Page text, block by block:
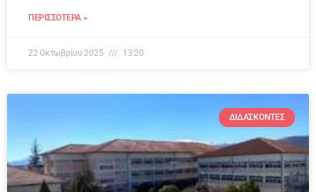
ΠΕΡΙΣΣΌΤΕΡΑ »
22 Οκτωβρίου 2025 13:20
ΔΙΔΆΣΚΟΝΤΕΣ